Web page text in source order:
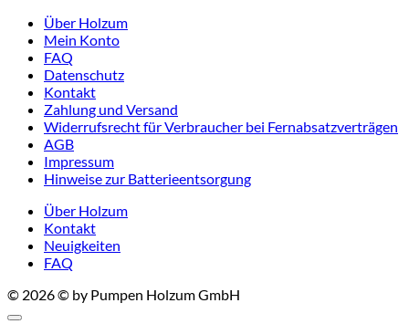
Über Holzum
Mein Konto
FAQ
Datenschutz
Kontakt
Zahlung und Versand
Widerrufsrecht für Verbraucher bei Fernabsatzverträgen
AGB
Impressum
Hinweise zur Batterieentsorgung
Über Holzum
Kontakt
Neuigkeiten
FAQ
© 2026 © by Pumpen Holzum GmbH